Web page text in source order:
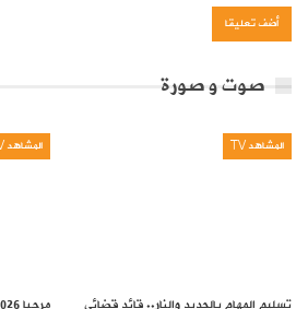
صوت و صورة
المشاهد TV المشاهد TV